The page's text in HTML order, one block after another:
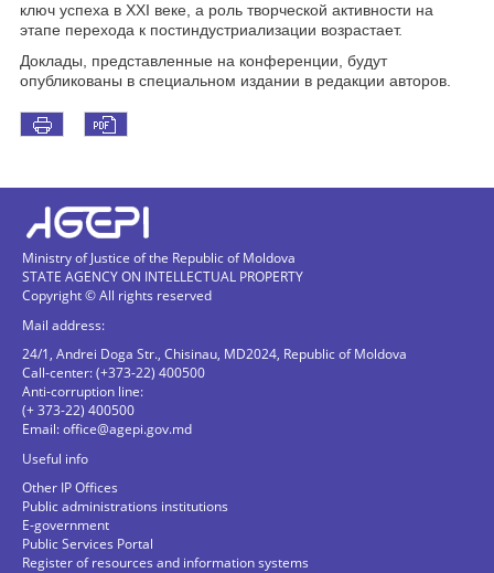
ключ успеха в XXI веке, а роль творческой активности на
этапе перехода к постиндустриализации возрастает.
Доклады, представленные на конференции, будут
опубликованы в специальном издании в редакции авторов.
Ministry of Justice of the Republic of Moldova
STATE AGENCY ON INTELLECTUAL PROPERTY
Copyright © All rights reserved
Mail address:
24/1, Andrei Doga Str., Chisinau, MD2024, Republic of Moldova
Call-center: (+373-22) 400500
Anti-corruption line:
(+ 373-22) 400500
Email:office@agepi.gov.md
Useful info
Other IP Offices
Public administrations institutions
E-government
Public Services Portal
Register of resources and information systems